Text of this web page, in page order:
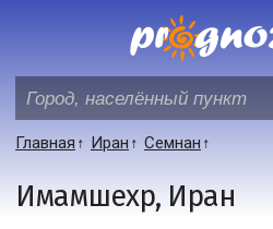
Главная Иран Семнан
Имамшехр, Иран